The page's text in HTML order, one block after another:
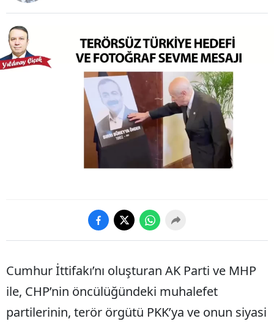
Cumhur İttifakı’nı oluşturan AK Parti ve MHP
ile, CHP’nin öncülüğündeki muhalefet
partilerinin, terör örgütü PKK’ya ve onun siyasi